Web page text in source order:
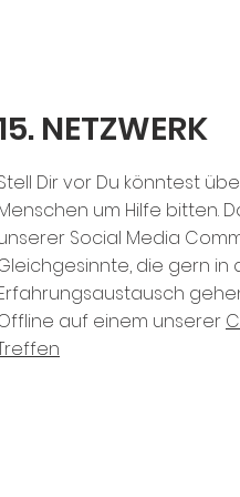
NETZWERK
Dir vor Du könntest
um Hilfe bitten.
Social Media
die gern in
auf einem unserer